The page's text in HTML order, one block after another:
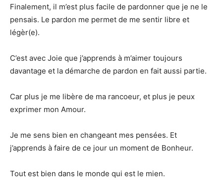
Finalement, il m’est plus facile de pardonner que je ne le
pensais. Le pardon me permet de me sentir libre et
légèr(e).
C’est avec Joie que j’apprends à m’aimer toujours
davantage et la démarche de pardon en fait aussi partie.
Car plus je me libère de ma rancoeur, et plus je peux
exprimer mon Amour.
Je me sens bien en changeant mes pensées. Et
j’apprends à faire de ce jour un moment de Bonheur.
Tout est bien dans le monde qui est le mien.